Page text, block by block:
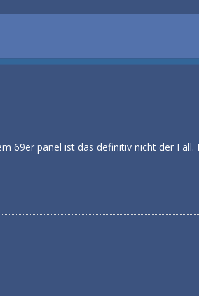
69er panel ist das definitiv nicht der Fall.